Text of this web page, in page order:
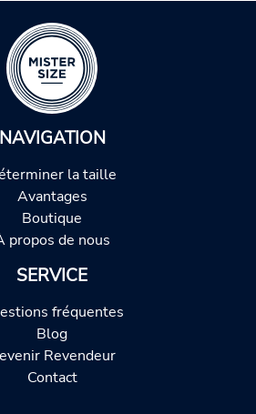
NAVIGATION
la taille
Avantages
Boutique
propos de nous
SERVICE
fréquentes
Blog
Revendeur
Contact